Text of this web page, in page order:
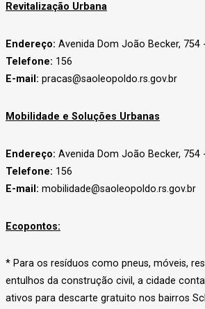
Revitalização Urbana
Endereço: Avenida Dom João Becker, 754
Telefone: 156
E-mail: pracas@saoleopoldo.rs.gov.br
Mobilidade e Soluções Urbanas
Endereço: Avenida Dom João Becker, 754
Telefone: 156
E-mail: mobilidade@saoleopoldo.rs.gov.br
Ecopontos:
* Para os resíduos como pneus, móveis,
entulhos da construção civil, a cidade
ativos para descarte gratuito nos bairros